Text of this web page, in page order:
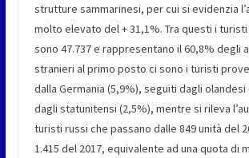
strutture sammarinesi, per cui si evidenzia
molto elevato del + 31,1%. Tra questi i turisti
sono 47.737 e rappresentano il 60,8% degli
stranieri al primo posto ci sono i turisti
dalla Germania (5,9%), seguiti dagli olandesi
dagli statunitensi (2,5%), mentre si rileva
turisti russi che passano dalle 849 unità del
1.415 del 2017, equivalente ad una quota di